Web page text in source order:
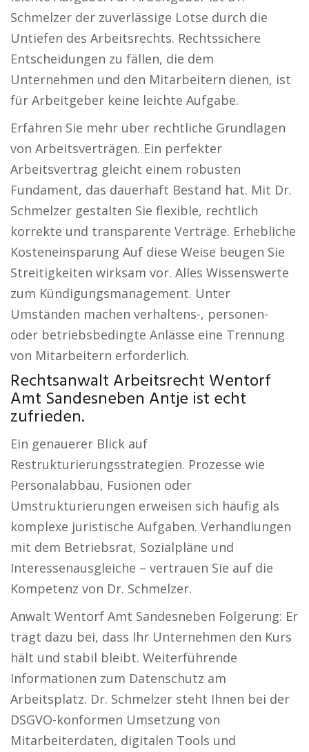
Schmelzer der zuverlässige Lotse durch die
Untiefen des Arbeitsrechts. Rechtssichere
Entscheidungen zu fällen, die dem
Unternehmen und den Mitarbeitern dienen, ist
für Arbeitgeber keine leichte Aufgabe.
Erfahren Sie mehr über rechtliche Grundlagen
von Arbeitsverträgen. Ein perfekter
Arbeitsvertrag gleicht einem robusten
Fundament, das dauerhaft Bestand hat. Mit Dr.
Schmelzer gestalten Sie flexible, rechtlich
korrekte und transparente Verträge. Erhebliche
Kosteneinsparung Auf diese Weise beugen Sie
Streitigkeiten wirksam vor. Alles Wissenswerte
zum Kündigungsmanagement. Unter
Umständen machen verhaltens-, personen-
oder betriebsbedingte Anlässe eine Trennung
von Mitarbeitern erforderlich.
Rechtsanwalt Arbeitsrecht Wentorf
Amt Sandesneben Antje ist echt
zufrieden.
Ein genauerer Blick auf
Restrukturierungsstrategien. Prozesse wie
Personalabbau, Fusionen oder
Umstrukturierungen erweisen sich häufig als
komplexe juristische Aufgaben. Verhandlungen
mit dem Betriebsrat, Sozialpläne und
Interessenausgleiche – vertrauen Sie auf die
Kompetenz von Dr. Schmelzer.
Anwalt Wentorf Amt Sandesneben Folgerung: Er
trägt dazu bei, dass Ihr Unternehmen den Kurs
hält und stabil bleibt. Weiterführende
Informationen zum Datenschutz am
Arbeitsplatz. Dr. Schmelzer steht Ihnen bei der
DSGVO-konformen Umsetzung von
Mitarbeiterdaten, digitalen Tools und